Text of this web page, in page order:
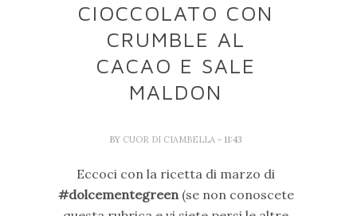
CIOCCOLATO CON
CRUMBLE AL
CACAO E SALE
MALDON
BY CUOR DI CIAMBELLA - 11:43
Eccoci con la ricetta di marzo di
#dolcementegreen(se non conoscete